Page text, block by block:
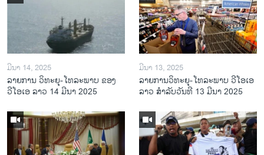
ມີນາ 14, 2025
ລາຍການ ວິທະຍຸ-ໂທລະພາບ ຂອງ
ວີໂອເອ ລາວ 14 ມີນາ 2025
ມີນາ 13, 2025
ລາຍການວິ​ທະ​ຍຸ-ໂທ​ລະ​ພາບ ວີໂອເອ
ລາວ ສຳ​ລັບ​ວັນ​ທີ 13 ມີ​ນາ 2025